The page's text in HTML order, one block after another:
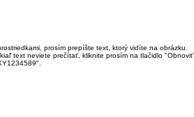
prosím prepíšte text, ktorý vidíte na obrázku.
text neviete prečítať, kliknite prosím na tlačidlo "Obnoviť